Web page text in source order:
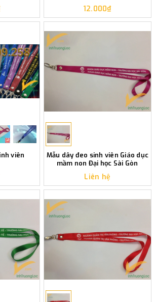
12.000₫
viên
Mẫu dây đeo sinh viên Giáo dục
mầm non Đại học Sài Gòn
Liên hệ